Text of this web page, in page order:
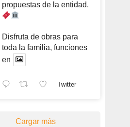
propuestas de la entidad.
Disfruta de obras para
toda la familia, funciones
en
Twitter
Cargar más